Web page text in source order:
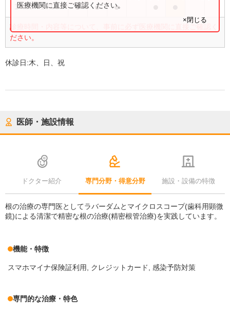
14:00〜18:00 ● ● ●
診療時間・内容等について、事前に必ず医療機関に直接ご確認く
ださい。
医療機関に直接ご確認ください。
×閉じる
休診日:木、日、祝
医師・施設情報
ドクター紹介 専門分野・得意分野 施設・設備の特徴
根の治療の専門医としてラバーダムとマイクロスコープ(歯科用顕微
鏡)による清潔で精密な根の治療(精密根管治療)を実践しています。
機能・特徴
スマホマイナ保険証利用 クレジットカード 感染予防対策
専門的な治療・特色